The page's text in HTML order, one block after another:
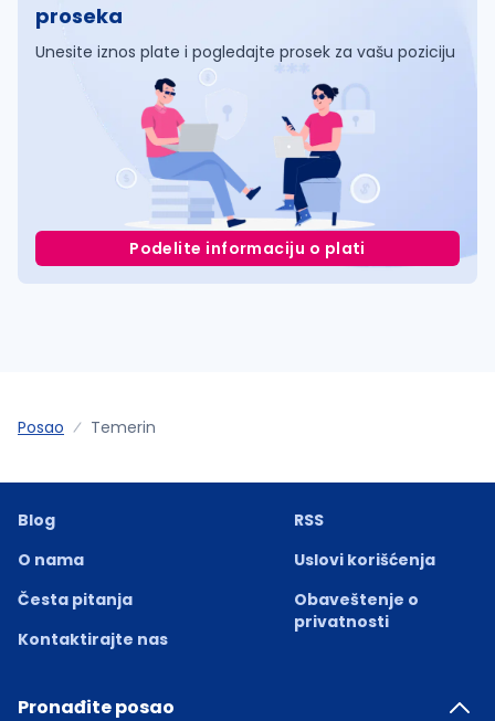
proseka
Unesite iznos plate i pogledajte prosek za vašu poziciju
Podelite informaciju o plati
Posao Temerin
Blog
O nama
Česta pitanja
Kontaktirajte nas
RSS
Uslovi korišćenja
Obaveštenje o
privatnosti
Pronađite posao